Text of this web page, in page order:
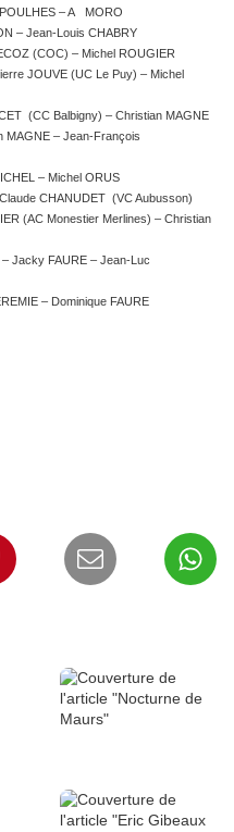
– A MORO
– Jean-Louis CHABRY
(COC) – Michel ROUGIER
JOUVE (UC Le Puy) – Michel
(CC Balbigny) – Christian MAGNE
MAGNE – Jean-François
– Michel ORUS
CHANUDET (VC Aubusson)
(AC Monestier Merlines) – Christian
Jacky FAURE – Jean-Luc
– Dominique FAURE